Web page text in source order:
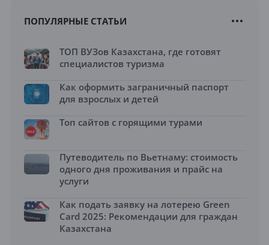
ПОПУЛЯРНЫЕ СТАТЬИ
ТОП ВУЗов Казахстана, где готовят
специалистов туризма
Как оформить заграничный паспорт
для взрослых и детей
Топ сайтов с горящими турами
Путеводитель по Вьетнаму: стоимость
одного дня проживания и прайс на
услуги
Как подать заявку на лотерею Green
Card 2025: Рекомендации для граждан
Казахстана